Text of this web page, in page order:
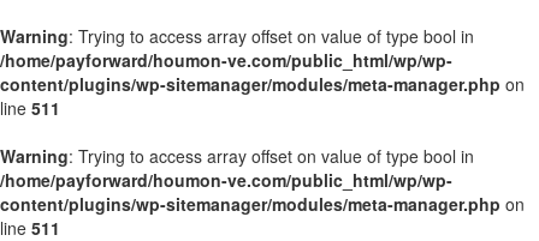
Warning: Trying to access array offset on value of type bool in
/home/payforward/houmon-ve.com/public_html/wp/wp-
content/plugins/wp-sitemanager/modules/meta-manager.php on
line 511
Warning: Trying to access array offset on value of type bool in
/home/payforward/houmon-ve.com/public_html/wp/wp-
content/plugins/wp-sitemanager/modules/meta-manager.php on
line 511